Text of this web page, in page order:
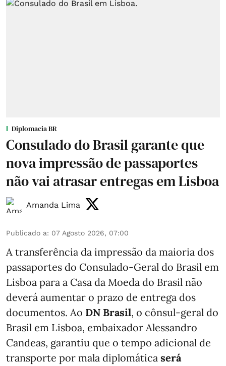
Diplomacia BR
Consulado do Brasil garante que
nova impressão de passaportes
não vai atrasar entregas em Lisboa
Amanda Lima
Publicado a: 07 Agosto 2026, 07:00
A transferência da impressão da maioria dos
passaportes do Consulado-Geral do Brasil em
Lisboa para a Casa da Moeda do Brasil não
deverá aumentar o prazo de entrega dos
documentos. Ao DN Brasil, o cônsul-geral do
Brasil em Lisboa, embaixador Alessandro
Candeas, garantiu que o tempo adicional de
transporte por mala diplomática será